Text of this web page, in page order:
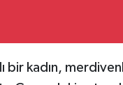
bir kadın,